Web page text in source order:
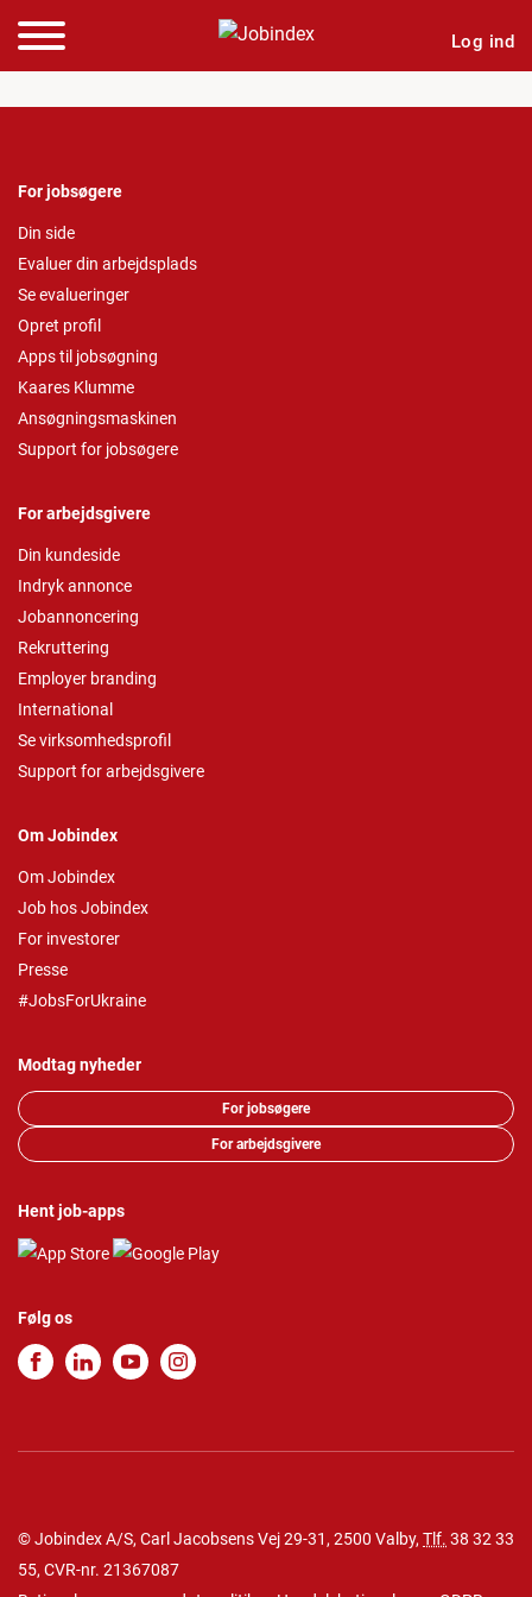
Log ind
For jobsøgere
Din side
Evaluer din arbejdsplads
Se evalueringer
Opret profil
Apps til jobsøgning
Kaares Klumme
Ansøgningsmaskinen
Support for jobsøgere
For arbejdsgivere
Din kundeside
Indryk annonce
Jobannoncering
Rekruttering
Employer branding
International
Se virksomhedsprofil
Support for arbejdsgivere
Om Jobindex
Om Jobindex
Job hos Jobindex
For investorer
Presse
#JobsForUkraine
Modtag nyheder
For jobsøgere
For arbejdsgivere
Hent job-apps
Følg os
© Jobindex A/S, Carl Jacobsens Vej 29-31, 2500 Valby, Tlf. 38 32 33
55, CVR-nr. 21367087